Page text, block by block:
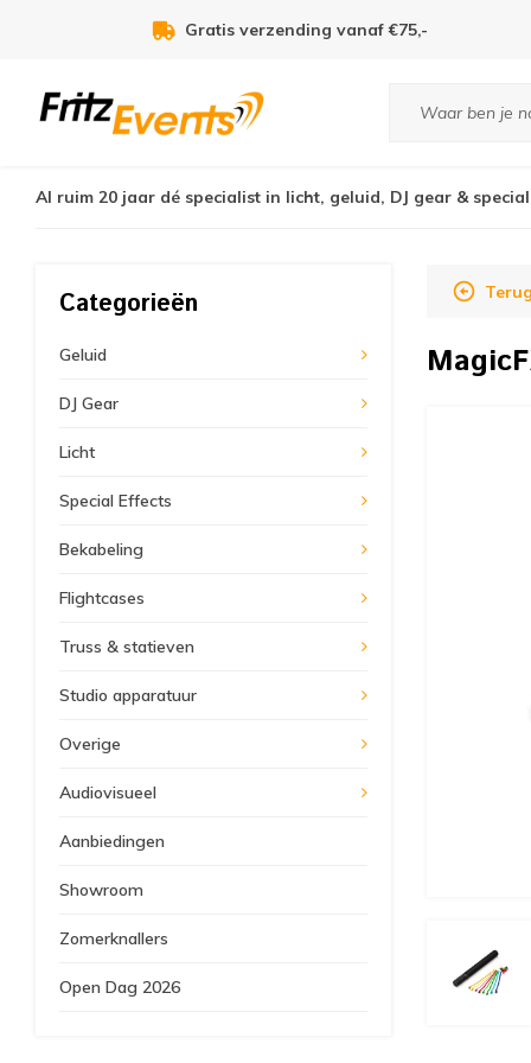
Voor 21:00u besteld, zelfde dag verzonden!
Al ruim 20 jaar dé specialist in licht, geluid, DJ gear &
Categorieën
Geluid
DJ Gear
Licht
Special Effects
Bekabeling
Flightcases
Truss & statieven
Studio apparatuur
Overige
Audiovisueel
Aanbiedingen
Showroom
Zomerknallers
Open Dag 2026